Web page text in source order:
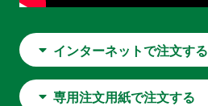
インターネットで注文する
専用注文用紙で注文する